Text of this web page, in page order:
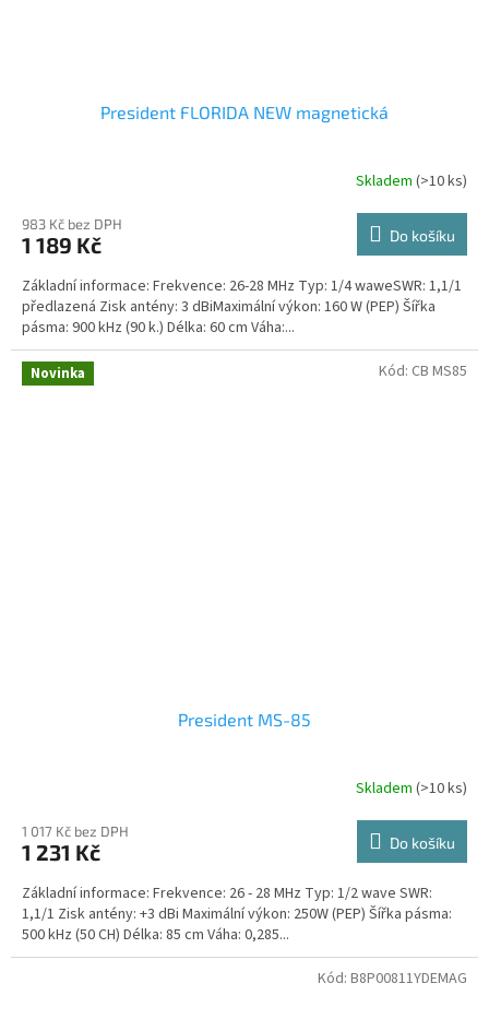
President FLORIDA NEW magnetická
produktu
je
z
5
hvězdiček.
Skladem(>10 ks)
983 Kč bez DPH
1 189 Kč Do košíku
Základní informace: Frekvence: 26-28 MHz Typ: 1/4 waweSWR: 1,1/1
předlazená Zisk antény: 3 dBiMaximální výkon: 160 W (PEP) Šířka
pásma: 900 kHz (90 k.) Délka: 60 cm Váha:...
Novinka
President MS-85
Skladem (>10 ks)
1 017 Kč bez DPH
1 231 Kč Do košíku
Základní informace: Frekvence: 26 - 28 MHz Typ: 1/2 wave SWR:
1,1/1 Zisk antény: +3 dBi Maximální výkon: 250W (PEP) Šířka pásma:
500 kHz (50 CH) Délka: 85 cm Váha: 0,285...
Kód: CB MS85
Kód: B8P00811YDEMAG